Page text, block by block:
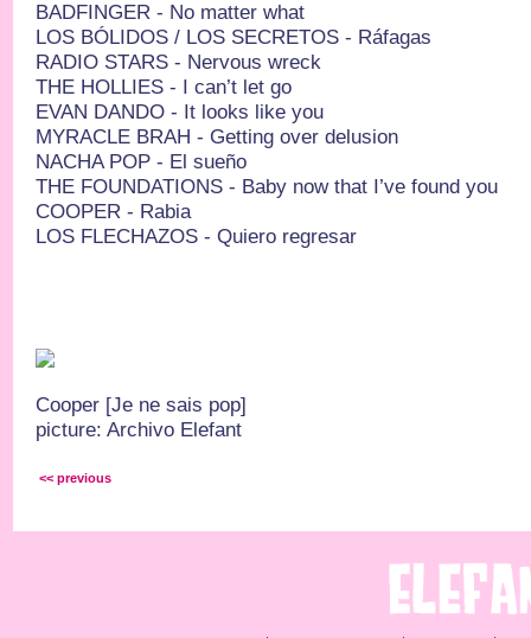
BADFINGER - No matter what
LOS BÓLIDOS / LOS SECRETOS - Ráfagas
RADIO STARS - Nervous wreck
THE HOLLIES - I can’t let go
EVAN DANDO - It looks like you
MYRACLE BRAH - Getting over delusion
NACHA POP - El sueño
THE FOUNDATIONS - Baby now that I’ve found you
COOPER - Rabia
LOS FLECHAZOS - Quiero regresar
Cooper [Je ne sais pop]
picture: Archivo Elefant
<< previous